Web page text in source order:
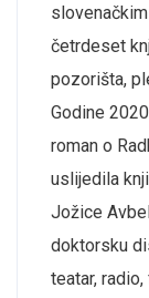
četrdeset
pozorišta,
Godine
roman o
uslijedila
Jožice
doktorsku
teatar,